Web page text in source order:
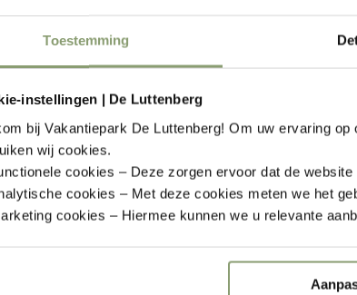
Toestemming
instellingen | De Luttenberg
bij Vakantiepark De Luttenberg! Om uw ervaring
wij cookies.
cookies – Deze zorgen ervoor dat de
cookies – Met deze cookies meten we het
cookies – Hiermee kunnen we u relevante